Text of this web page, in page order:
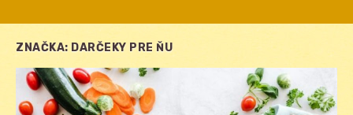
ZNAČKA: DARČEKY PRE ŇU